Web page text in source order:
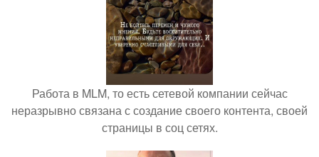
Работа в MLM, то есть сетевой компании сейчас
неразрывно связана с создание своего контента, своей
страницы в соц сетях.